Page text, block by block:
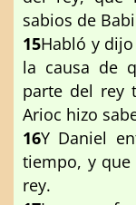
sabios de
15Habló y
la causa de
parte del rey
Arioc hizo
16Y Daniel
tiempo, y
rey.